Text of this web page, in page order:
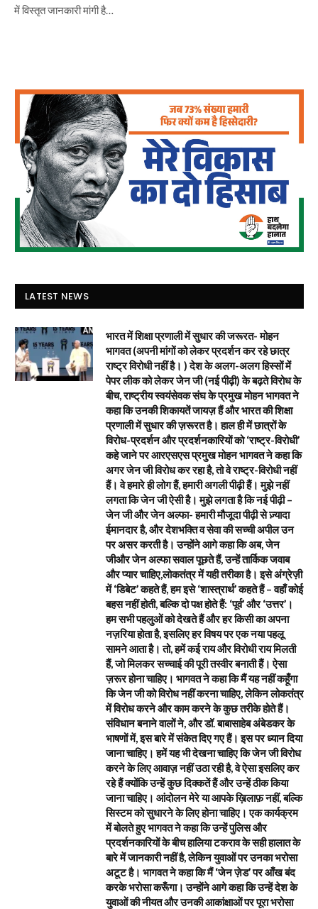
में विस्तृत जानकारी मांगी है…
LATEST NEWS
भारत में शिक्षा प्रणाली में सुधार की जरूरत- मोहन
भागवत (अपनी मांगों को लेकर प्रदर्शन कर रहे छात्र
राष्ट्र विरोधी नहीं है। ) देश के अलग-अलग हिस्सों में
पेपर लीक को लेकर जेन जी (नई पीढ़ी) के बढ़ते विरोध के
बीच, राष्ट्रीय स्वयंसेवक संघ के प्रमुख मोहन भागवत ने
कहा कि उनकी शिकायतें जायज़ हैं और भारत की शिक्षा
प्रणाली में सुधार की ज़रूरत है। हाल ही में छात्रों के
विरोध-प्रदर्शन और प्रदर्शनकारियों को ‘राष्ट्र-विरोधी’
कहे जाने पर आरएसएस प्रमुख मोहन भागवत ने कहा कि
अगर जेन जी विरोध कर रहा है, तो वे राष्ट्र-विरोधी नहीं
हैं। वे हमारे ही लोग हैं, हमारी अगली पीढ़ी हैं। मुझे नहीं
लगता कि जेन जी ऐसी है। मुझे लगता है कि नई पीढ़ी –
जेन जी और जेन अल्फा- हमारी मौजूदा पीढ़ी से ज़्यादा
ईमानदार है, और देशभक्ति व सेवा की सच्ची अपील उन
पर असर करती है। उन्होंने आगे कहा कि अब, जेन
जीऔर जेन अल्फा सवाल पूछते हैं, उन्हें तार्किक जवाब
और प्यार चाहिए,लोकतंत्र में यही तरीका है। इसे अंग्रेज़ी
में ‘डिबेट’ कहते हैं, हम इसे ‘शास्त्रार्थ’ कहते हैं – वहाँ कोई
बहस नहीं होती, बल्कि दो पक्ष होते हैं: ‘पूर्व’ और ‘उत्तर’।
हम सभी पहलुओं को देखते हैं और हर किसी का अपना
नज़रिया होता है, इसलिए हर विषय पर एक नया पहलू
सामने आता है। तो, हमें कई राय और विरोधी राय मिलती
हैं, जो मिलकर सच्चाई की पूरी तस्वीर बनाती हैं। ऐसा
ज़रूर होना चाहिए। भागवत ने कहा कि मैं यह नहीं कहूँगा
कि जेन जी को विरोध नहीं करना चाहिए, लेकिन लोकतंत्र
में विरोध करने और काम करने के कुछ तरीके होते हैं।
संविधान बनाने वालों ने, और डॉ. बाबासाहेब अंबेडकर के
भाषणों में, इस बारे में संकेत दिए गए हैं। इस पर ध्यान दिया
जाना चाहिए। हमें यह भी देखना चाहिए कि जेन जी विरोध
करने के लिए आवाज़ नहीं उठा रही है, वे ऐसा इसलिए कर
रहे हैं क्योंकि उन्हें कुछ दिक्कतें हैं और उन्हें ठीक किया
जाना चाहिए। आंदोलन मेरे या आपके ख़िलाफ़ नहीं, बल्कि
सिस्टम को सुधारने के लिए होना चाहिए। एक कार्यक्रम
में बोलते हुए भागवत ने कहा कि उन्हें पुलिस और
प्रदर्शनकारियों के बीच हालिया टकराव के सही हालात के
बारे में जानकारी नहीं है, लेकिन युवाओं पर उनका भरोसा
अटूट है। भागवत ने कहा कि मैं ‘जेन ज़ेड’ पर आँख बंद
करके भरोसा करूँगा। उन्होंने आगे कहा कि उन्हें देश के
युवाओं की नीयत और उनकी आकांक्षाओं पर पूरा भरोसा